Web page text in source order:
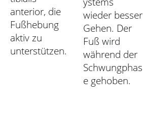
anterior, die
Fußhebung
aktiv zu
unterstützen.
wieder besser
Gehen. Der
Fuß wird
während der
Schwungphas
e gehoben.